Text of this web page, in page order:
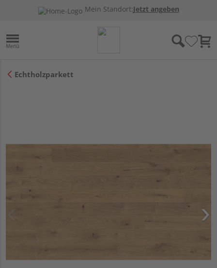
Mein Standort:Jetzt angeben
Echtholzparkett